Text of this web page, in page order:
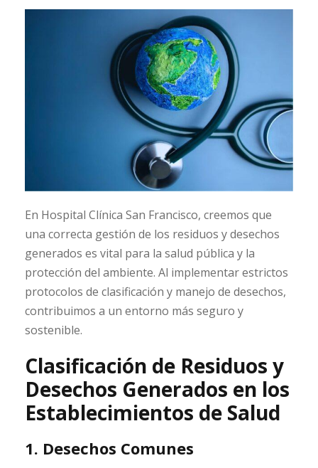
En Hospital Clínica San Francisco, creemos que
una correcta gestión de los residuos y desechos
generados es vital para la salud pública y la
protección del ambiente. Al implementar estrictos
protocolos de clasificación y manejo de desechos,
contribuimos a un entorno más seguro y
sostenible.
Clasificación de Residuos y
Desechos Generados en los
Establecimientos de Salud
1. Desechos Comunes